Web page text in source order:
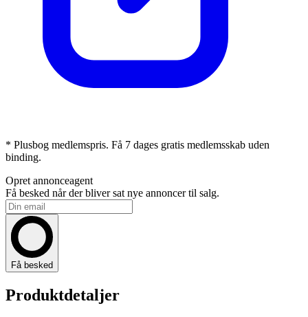
* Plusbog medlemspris. Få 7 dages gratis medlemsskab uden
binding.
Opret annonceagent
Få besked når der bliver sat nye annoncer til salg.
Få besked
Produktdetaljer